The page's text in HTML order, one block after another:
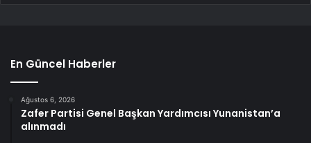
En Güncel Haberler
Ağustos 6, 2026
Zafer Partisi Genel Başkan Yardımcısı Yunanistan’a
alınmadı